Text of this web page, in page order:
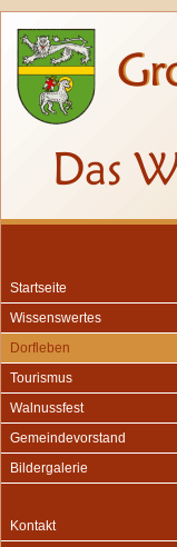
Startseite
Wissenswertes
Dorfleben
Tourismus
Walnussfest
Gemeindevorstand
Bildergalerie
Kontakt